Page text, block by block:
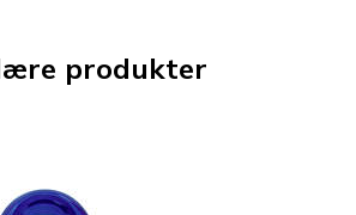
produkter